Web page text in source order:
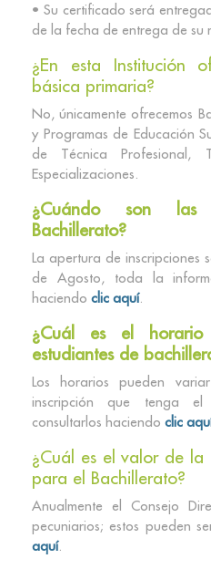
• Su certificado será
de la fecha de entrega de su
¿En esta Institución
básica primaria?
No, únicamente ofrecemos
y Programas de Educación
de Técnica Profesional,
Especializaciones.
¿Cuándo son las
Bachillerato?
La apertura de inscripciones
de Agosto, toda la
haciendo clic aquí.
¿Cuál es el
estudiantes de
Los horarios pueden
inscripción que tenga el
consultarlos haciendo clic
¿Cuál es el valor de la
para el Bachillerato?
Anualmente el Consejo
pecuniarios; estos pueden
aquí.